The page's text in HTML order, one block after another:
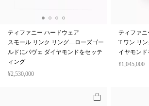
ティファニー ハードウェア
スモール リンク リング—ローズゴー
ルドにパヴェ ダイヤモンドをセッテ
ィング
¥2,530,000
ティファニ
T ワン リ
イヤモン
¥1,045,000